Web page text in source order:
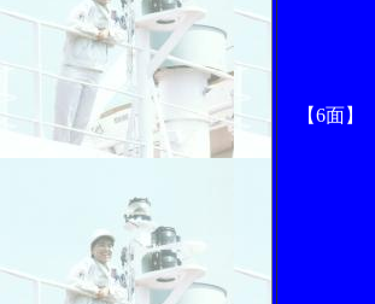
【6面】